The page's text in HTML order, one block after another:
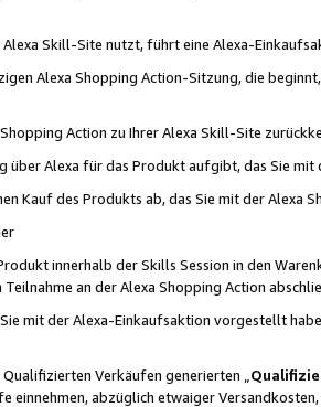
Skill-Site nutzt, führt eine Alexa-
Alexa Shopping Action-Sitzung, die
Action zu Ihrer Alexa Skill-Site
Alexa für das Produkt aufgibt, das Sie mit
Kauf des Produkts ab, das Sie mit der Alexa
innerhalb der Skills Session in den
an der Alexa Shopping Action
mit der Alexa-Einkaufsaktion vorgestellt
Verkäufen generierten „
einnehmen, abzüglich etwaiger